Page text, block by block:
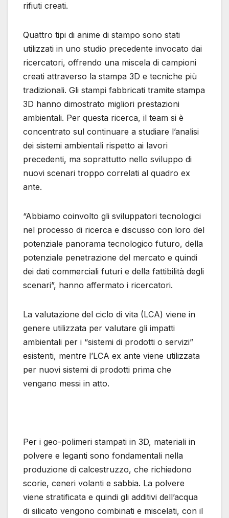
rifiuti creati.
Quattro tipi di anime di stampo sono stati
utilizzati in uno studio precedente invocato dai
ricercatori, offrendo una miscela di campioni
creati attraverso la stampa 3D e tecniche più
tradizionali. Gli stampi fabbricati tramite stampa
3D hanno dimostrato migliori prestazioni
ambientali. Per questa ricerca, il team si è
concentrato sul continuare a studiare l’analisi
dei sistemi ambientali rispetto ai lavori
precedenti, ma soprattutto nello sviluppo di
nuovi scenari troppo correlati al quadro ex
ante.
“Abbiamo coinvolto gli sviluppatori tecnologici
nel processo di ricerca e discusso con loro del
potenziale panorama tecnologico futuro, della
potenziale penetrazione del mercato e quindi
dei dati commerciali futuri e della fattibilità degli
scenari”, hanno affermato i ricercatori.
La valutazione del ciclo di vita (LCA) viene in
genere utilizzata per valutare gli impatti
ambientali per i “sistemi di prodotti o servizi”
esistenti, mentre l’LCA ex ante viene utilizzata
per nuovi sistemi di prodotti prima che
vengano messi in atto.
Per i geo-polimeri stampati in 3D, materiali in
polvere e leganti sono fondamentali nella
produzione di calcestruzzo, che richiedono
scorie, ceneri volanti e sabbia. La polvere
viene stratificata e quindi gli additivi dell’acqua
di silicato vengono combinati e miscelati, con il